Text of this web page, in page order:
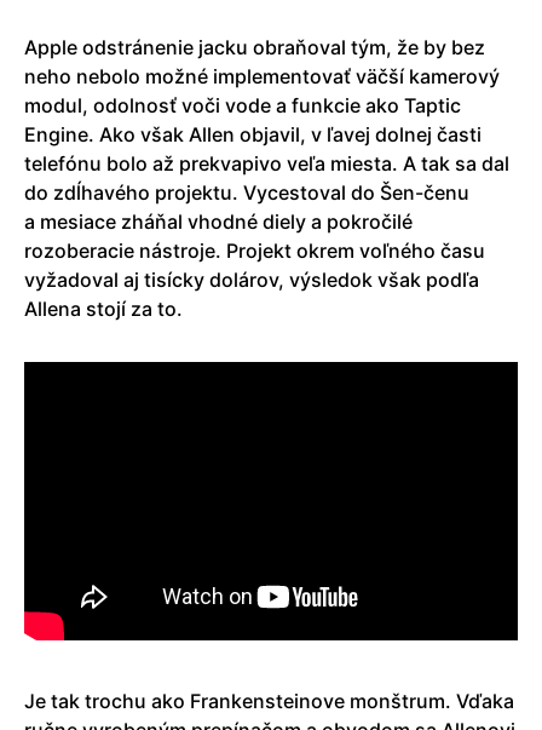
Apple odstránenie jacku obraňoval tým, že by bez
neho nebolo možné implementovať väčší kamerový
modul, odolnosť voči vode a funkcie ako Taptic
Engine. Ako však Allen objavil, v ľavej dolnej časti
telefónu bolo až prekvapivo veľa miesta. A tak sa dal
do zdĺhavého projektu. Vycestoval do Šen-čenu
a mesiace zháňal vhodné diely a pokročilé
rozoberacie nástroje. Projekt okrem voľného času
vyžadoval aj tisícky dolárov, výsledok však podľa
Allena stojí za to.
Je tak trochu ako Frankensteinove monštrum. Vďaka